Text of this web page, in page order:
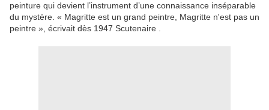
peinture qui devient l’instrument d’une connaissance inséparable
du mystère. « Magritte est un grand peintre, Magritte n'est pas un
peintre », écrivait dès 1947 Scutenaire .